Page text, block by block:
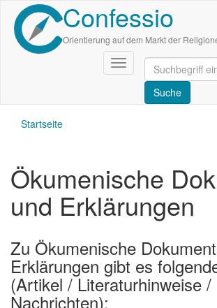
Direkt
zum
Inhalt
Confessio
Orientierung auf dem Markt der
Navigation
aktivieren/deaktivieren
Startseite
Ökumenische
und Erklärungen
Zu Ökumenische
Erklärungen gibt es
(Artikel / Literaturhinweise /
Nachrichten):